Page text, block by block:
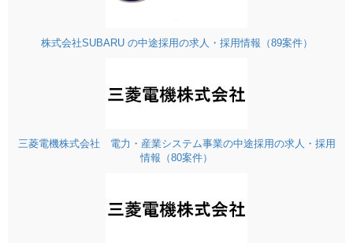
株式会社SUBARU の中途採用の求人・採用情報（89案件）
三菱電機株式会社 電力・産業システム事業の中途採用の求人・採用
情報（80案件）